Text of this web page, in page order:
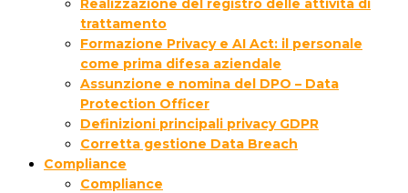
Realizzazione del registro delle attività di
trattamento
Formazione Privacy e AI Act: il personale
come prima difesa aziendale
Assunzione e nomina del DPO – Data
Protection Officer
Definizioni principali privacy GDPR
Corretta gestione Data Breach
Compliance
Compliance